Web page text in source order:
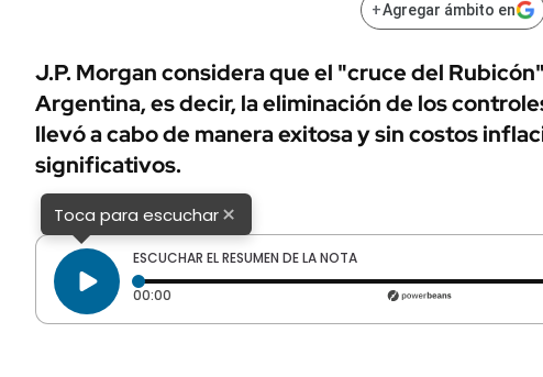
URUGUAY
+Agregar ámbito en
J.P. Morgan considera que el "cruce del
Argentina, es decir, la eliminación de los
llevó a cabo de manera exitosa y sin costos
significativos.
Toca para escuchar×
ESCUCHAR EL RESUMEN DE LA NOTA
00:00 Tiempo transcurrido: 0 segundos